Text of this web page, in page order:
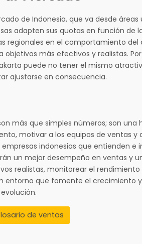
de Indonesia, que va desde
adapten sus quotas en función de
regionales en el comportamiento
objetivos más efectivos y realistas.
puede no tener el mismo
ajustarse en consecuencia.
más que simples números; son
motivar a los equipos de ventas y
empresas indonesias que entienden
un mejor desempeño en ventas y
realistas, monitorear el
entorno que fomente el crecimiento
de ventas